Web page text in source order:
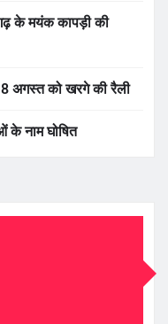
के मयंक कापड़ी की
अगस्त को खरगे की रैली
के नाम घोषित